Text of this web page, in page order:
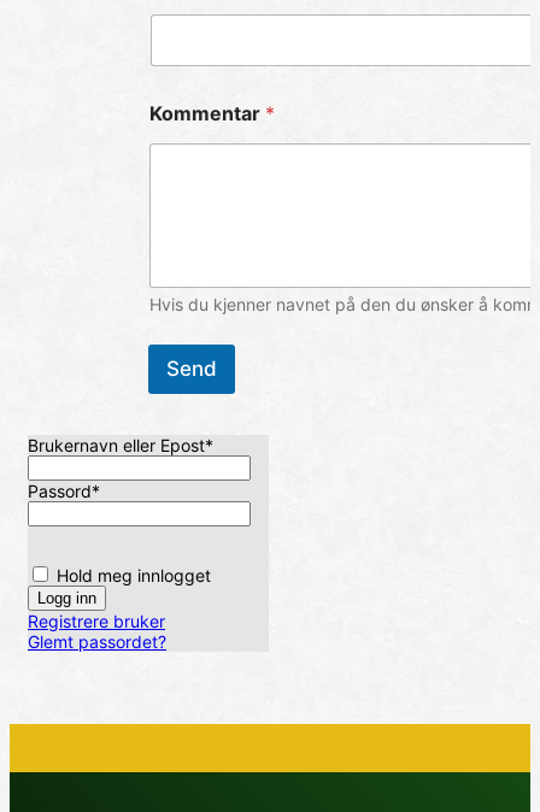
Brukernavn eller Epost*
Passord*
Hold meg innlogget
Registrere bruker
Glemt passordet?
Kommentar *
Hvis du kjenner navnet på den du ønsker å
Send